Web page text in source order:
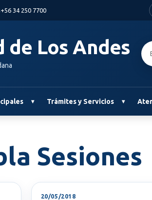
+56 34 250 7700
de Los Andes
Trámites y Servicios
Sesiones
20/05/2018